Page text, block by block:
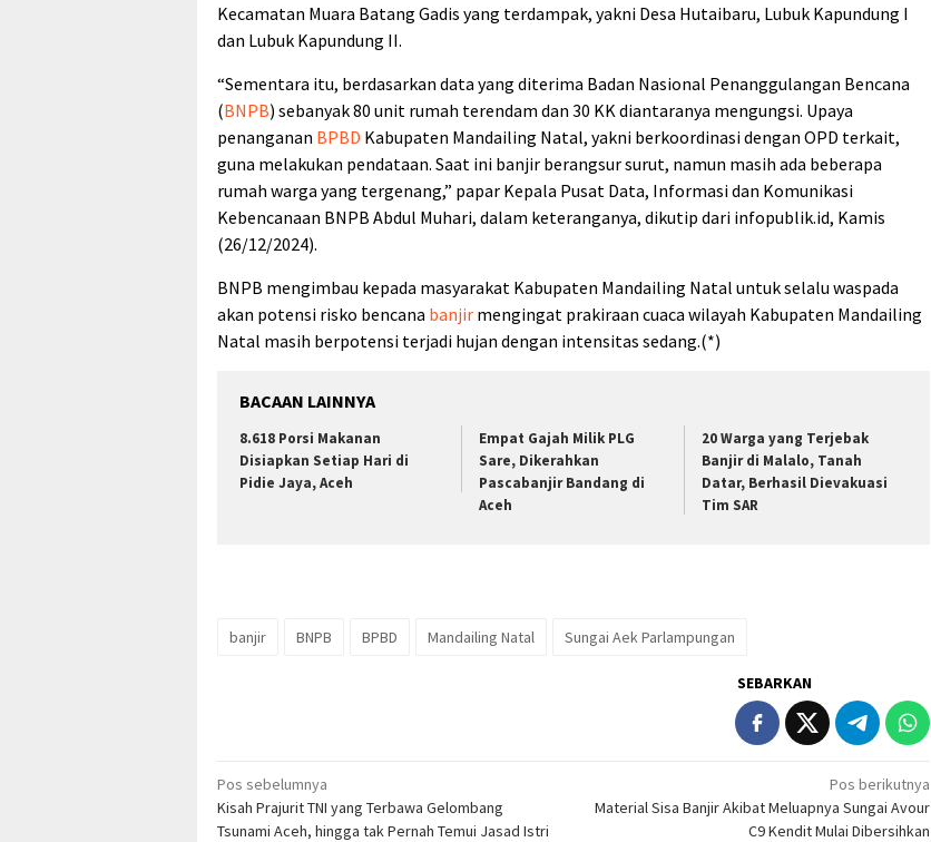
Kecamatan Muara Batang Gadis yang terdampak, yakni Desa Hutaibaru, Lubuk Kapundung I
dan Lubuk Kapundung II.
“Sementara itu, berdasarkan data yang diterima Badan Nasional Penanggulangan Bencana
(BNPB) sebanyak 80 unit rumah terendam dan 30 KK diantaranya mengungsi. Upaya
penanganan BPBD Kabupaten Mandailing Natal, yakni berkoordinasi dengan OPD terkait,
guna melakukan pendataan. Saat ini banjir berangsur surut, namun masih ada beberapa
rumah warga yang tergenang,” papar Kepala Pusat Data, Informasi dan Komunikasi
Kebencanaan BNPB Abdul Muhari, dalam keteranganya, dikutip dari infopublik.id, Kamis
(26/12/2024).
BNPB mengimbau kepada masyarakat Kabupaten Mandailing Natal untuk selalu waspada
akan potensi risko bencana banjir mengingat prakiraan cuaca wilayah Kabupaten Mandailing
Natal masih berpotensi terjadi hujan dengan intensitas sedang.(*)
BACAAN LAINNYA
8.618 Porsi Makanan
Disiapkan Setiap Hari di
Pidie Jaya, Aceh
Empat Gajah Milik PLG
Sare, Dikerahkan
Pascabanjir Bandang di
Aceh
20 Warga yang Terjebak
Banjir di Malalo, Tanah
Datar, Berhasil Dievakuasi
Tim SAR
banjir BNPB BPBD Mandailing Natal Sungai Aek Parlampungan
SEBARKAN
Navigasi
pos
Pos sebelumnya
Kisah Prajurit TNI yang Terbawa Gelombang
Tsunami Aceh, hingga tak Pernah Temui Jasad Istri
Pos berikutnya
Material Sisa Banjir Akibat Meluapnya Sungai Avour
C9 Kendit Mulai Dibersihkan